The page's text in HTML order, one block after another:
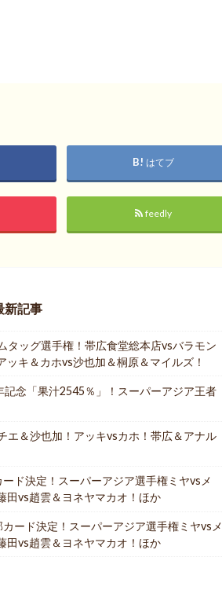
はてブ
feedly
新記事
ッグ選手権！帯広食堂総本店vsバラモン
キ＆カホvs沙也加＆桐原＆マイルズ！
念「果汁2545％」！スーパーアジア王者
＆沙也加！アッキvsカホ！帯広＆アナル
ド決定！スーパーアジア選手権ミヤvsメ
田vs趙雲＆ヨネヤマカオ！ほか
ード決定！スーパーアジア選手権ミヤvsメ
田vs趙雲＆ヨネヤマカオ！ほか